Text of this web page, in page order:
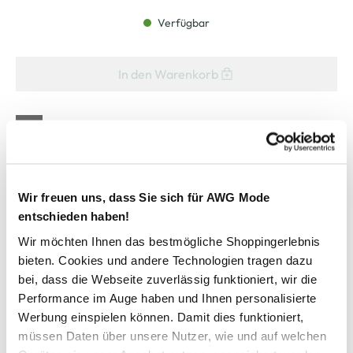
Wir freuen uns, dass Sie sich für AWG Mode
entschieden haben!
Wir möchten Ihnen das bestmögliche Shoppingerlebnis
bieten. Cookies und andere Technologien tragen dazu
bei, dass die Webseite zuverlässig funktioniert, wir die
Performance im Auge haben und Ihnen personalisierte
Werbung einspielen können. Damit dies funktioniert,
müssen Daten über unsere Nutzer, wie und auf welchen
Verfügbar
In den Warenkorb
Zur Wunschliste hinzufügen
Herren Leinenhemd mit Brusttasche